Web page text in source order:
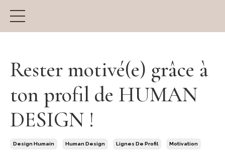
Rester motivé(e) grâce à
ton profil de HUMAN
DESIGN !
Design Humain Human Design Lignes De Profil Motivation